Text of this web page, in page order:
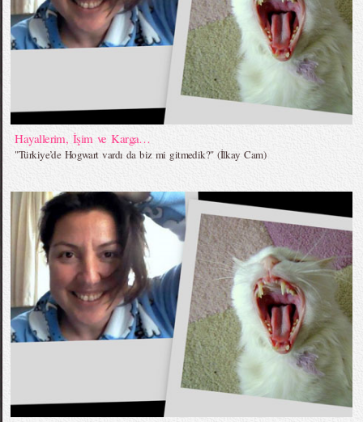
Hayallerim, İşim ve Karga…
"Türkiye’de Hogwart vardı da biz mi gitmedik?" (İlkay Cam)